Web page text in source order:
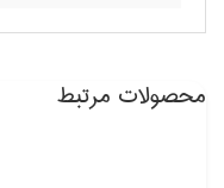
محصولات مرتبط